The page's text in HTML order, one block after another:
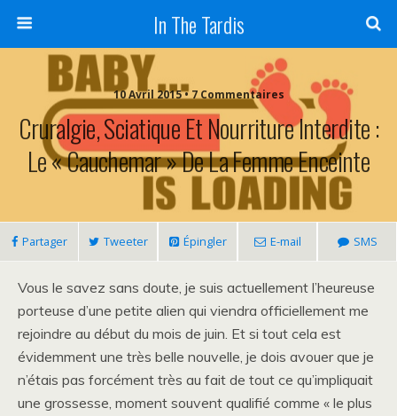
In The Tardis
10 Avril 2015 • 7 Commentaires
Cruralgie, Sciatique Et Nourriture Interdite :
Le « Cauchemar » De La Femme Enceinte
Partager Tweeter Épingler E-mail SMS
Vous le savez sans doute, je suis actuellement l’heureuse
porteuse d’une petite alien qui viendra officiellement me
rejoindre au début du mois de juin. Et si tout cela est
évidemment une très belle nouvelle, je dois avouer que je
n’étais pas forcément très au fait de tout ce qu’impliquait
une grossesse, moment souvent qualifié comme « le plus